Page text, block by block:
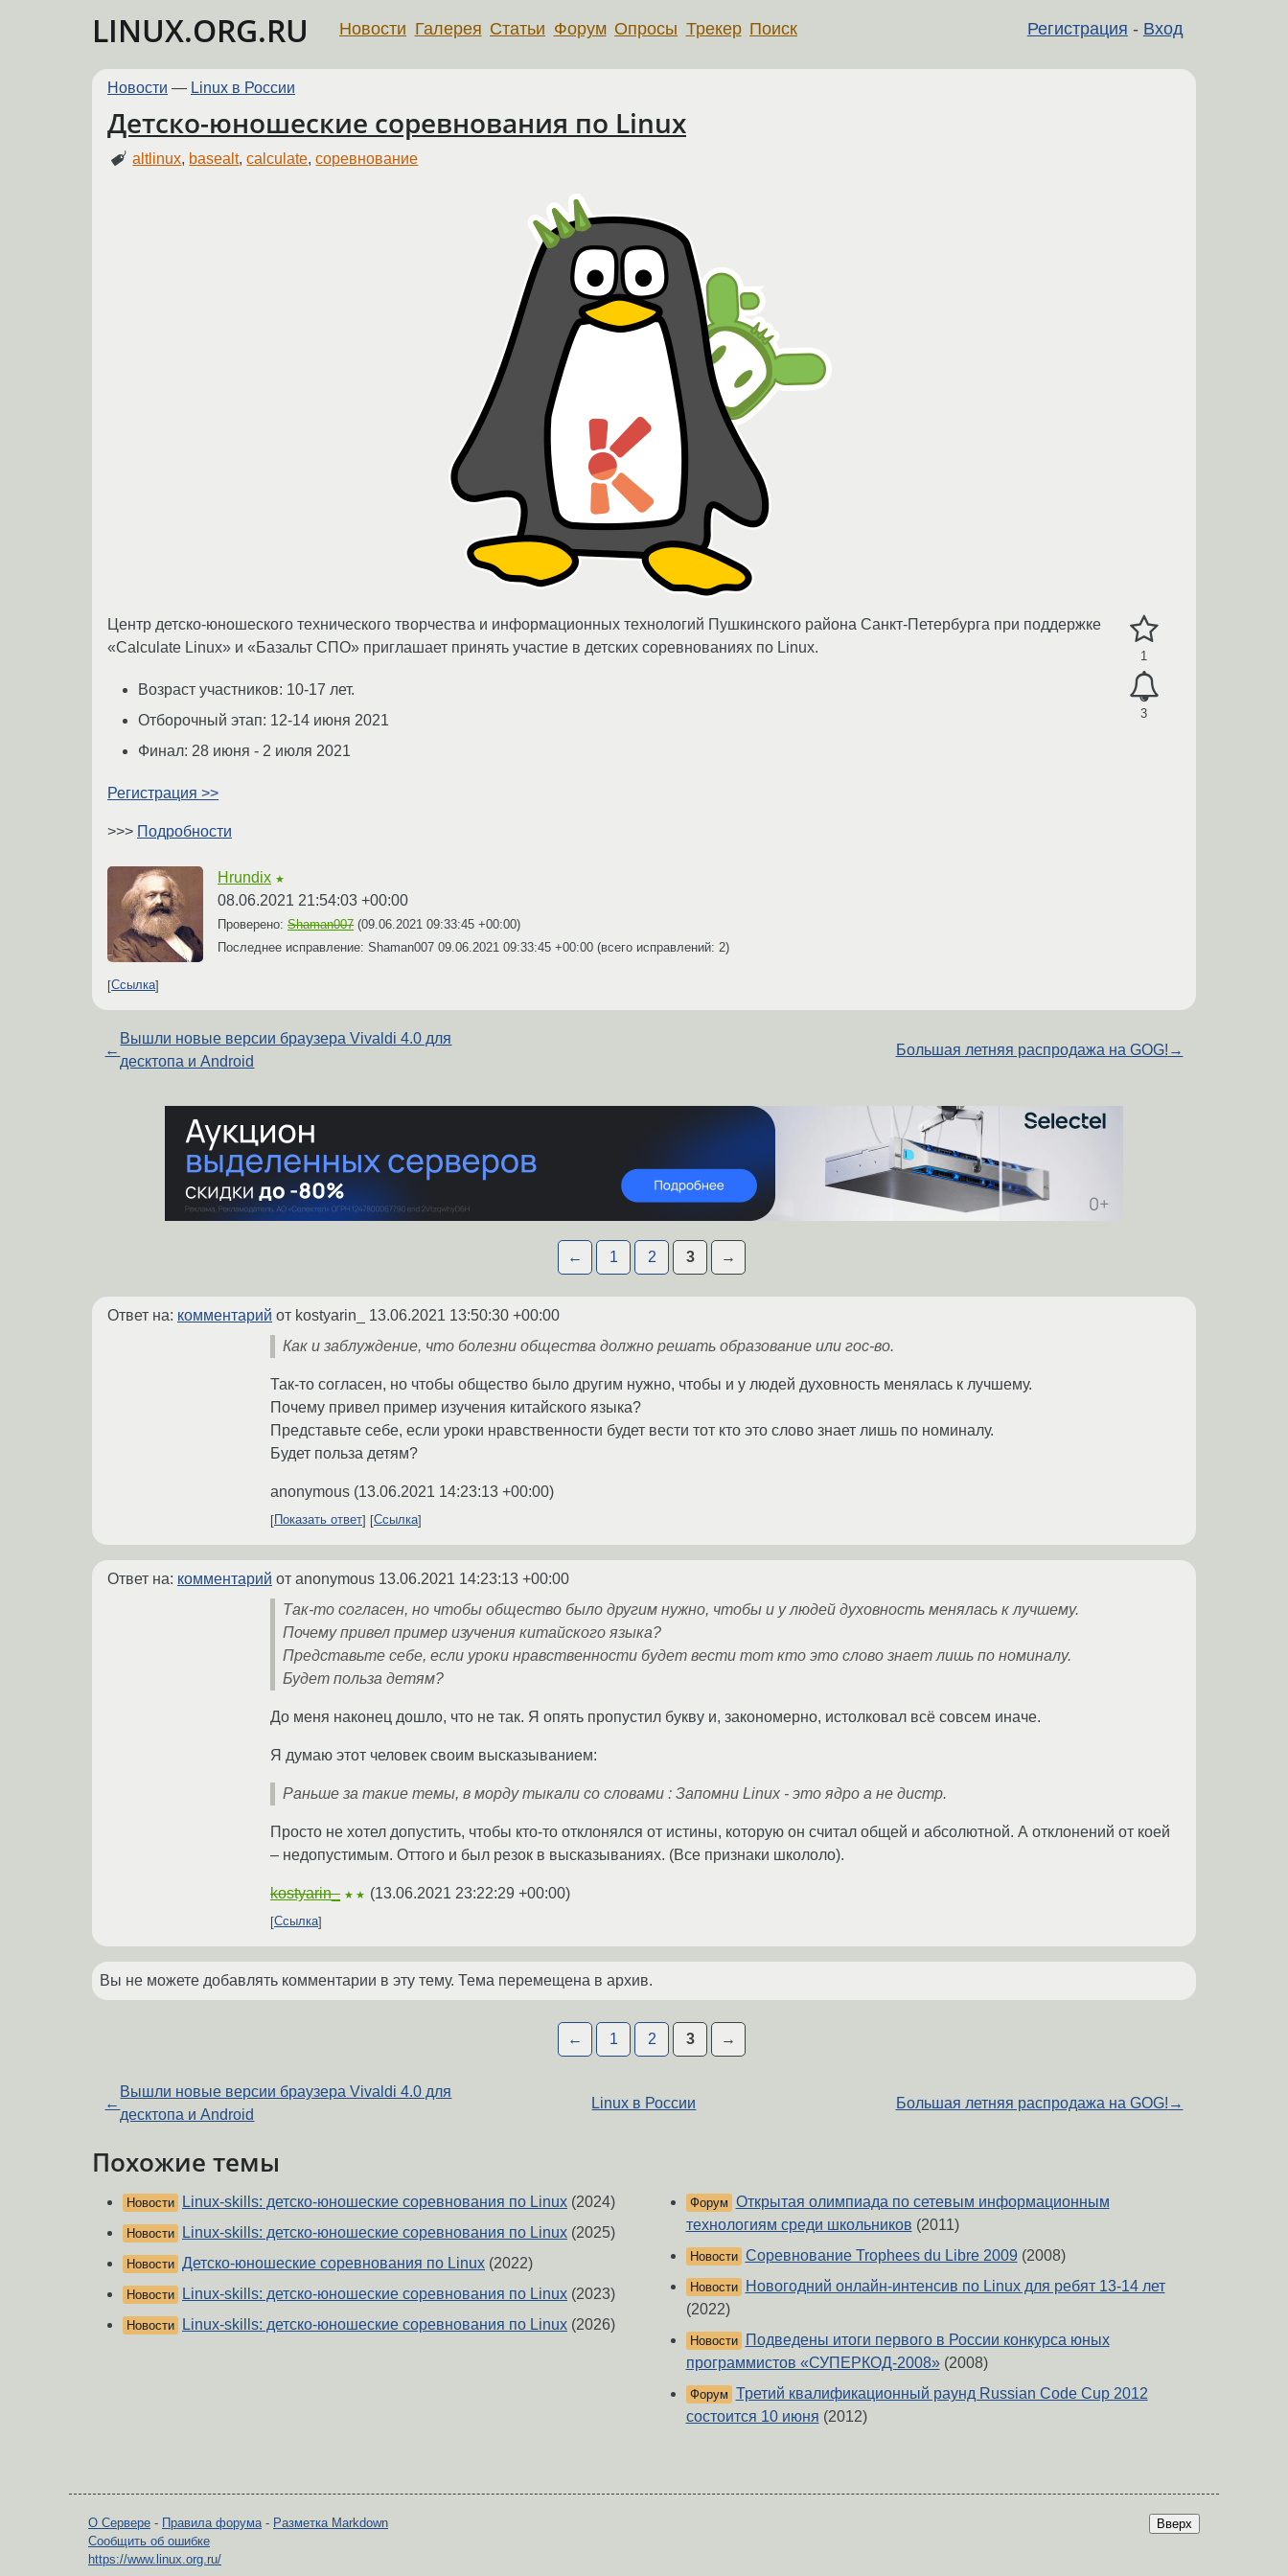
LINUX.ORG.RU Регистрация - Вход
Новости Галерея Статьи Форум Опросы Трекер Поиск
Новости — Linux в России
Детско-юношеские соревнования по Linux
altlinux, basealt,calculate,соревнование
1
3
Центр детско-юношеского технического творчества и информационных технологий Пушкинского района Санкт-Петербурга при поддержке
«Calculate Linux» и «Базальт СПО» приглашает принять участие в детских соревнованиях по Linux.
Возраст участников: 10-17 лет.
Отборочный этап: 12-14 июня 2021
Финал: 28 июня - 2 июля 2021
Регистрация >>
>>> Подробности
Hrundix ★
08.06.2021 21:54:03 +00:00
Проверено: Shaman007 (09.06.2021 09:33:45 +00:00)
Последнее исправление: Shaman007 09.06.2021 09:33:45 +00:00 (всего исправлений: 2)
Ссылка
←
Вышли новые версии браузера Vivaldi 4.0 для
десктопа и Android
Большая летняя распродажа на GOG! →
← 1 2 3 →
Ответ на: комментарий от kostyarin_ 13.06.2021 13:50:30 +00:00
Как и заблуждение, что болезни общества должно решать образование или гос-во.
Так-то согласен, но чтобы общество было другим нужно, чтобы и у людей духовность менялась к лучшему.
Почему привел пример изучения китайского языка?
Представьте себе, если уроки нравственности будет вести тот кто это слово знает лишь по номиналу.
Будет польза детям?
anonymous (13.06.2021 14:23:13 +00:00)
Показать ответ Ссылка
Ответ на: комментарий от anonymous 13.06.2021 14:23:13 +00:00
Так-то согласен, но чтобы общество было другим нужно, чтобы и у людей духовность менялась к лучшему.
Почему привел пример изучения китайского языка?
Представьте себе, если уроки нравственности будет вести тот кто это слово знает лишь по номиналу.
Будет польза детям?
До меня наконец дошло, что не так. Я опять пропустил букву и, закономерно, истолковал всё совсем иначе.
Я думаю этот человек своим высказыванием:
Раньше за такие темы, в морду тыкали со словами : Запомни Linux - это ядро а не дистр.
Просто не хотел допустить, чтобы кто-то отклонялся от истины, которую он считал общей и абсолютной. А отклонений от коей
– недопустимым. Оттого и был резок в высказываниях. (Все признаки школоло).
kostyarin_ ★★ (13.06.2021 23:22:29 +00:00)
Ссылка
Вы не можете добавлять комментарии в эту тему. Тема перемещена в архив.
← 1 2 3 →
←
Вышли новые версии браузера Vivaldi 4.0 для
десктопа и Android
Linux в России Большая летняя распродажа на GOG! →
Похожие темы
Новости Linux-skills: детско-юношеские соревнования по Linux (2024)
Новости Linux-skills: детско-юношеские соревнования по Linux (2025)
Новости Детско-юношеские соревнования по Linux (2022)
Новости Linux-skills: детско-юношеские соревнования по Linux (2023)
Новости Linux-skills: детско-юношеские соревнования по Linux (2026)
Форум Открытая олимпиада по сетевым информационным
технологиям среди школьников (2011)
Новости Соревнование Trophees du Libre 2009 (2008)
Новости
Новогодний онлайн-интенсив по Linux для ребят 13-14 лет
(2022)
Новости
Подведены итоги первого в России конкурса юных
программистов «СУПЕРКОД-2008»(2008)
Форум Третий квалификационный раунд Russian Code Cup 2012
состоится 10 июня (2012)
Вверх
О Сервере - Правила форума- Разметка Markdown
Сообщить об ошибке
https://www.linux.org.ru/